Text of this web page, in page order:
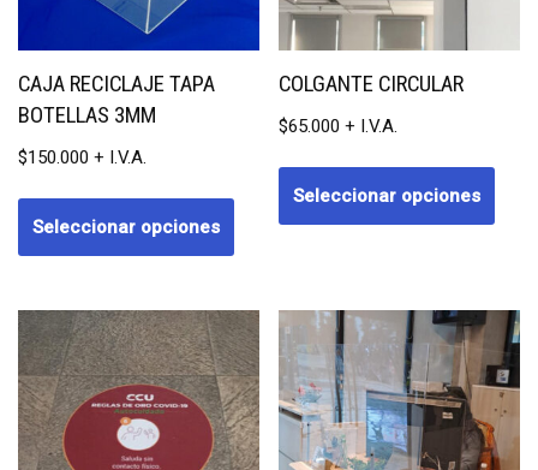
CAJA RECICLAJE TAPA
BOTELLAS 3MM
$150.000
Seleccionar opciones
COLGANTE CIRCULAR
$65.000
Seleccionar opciones